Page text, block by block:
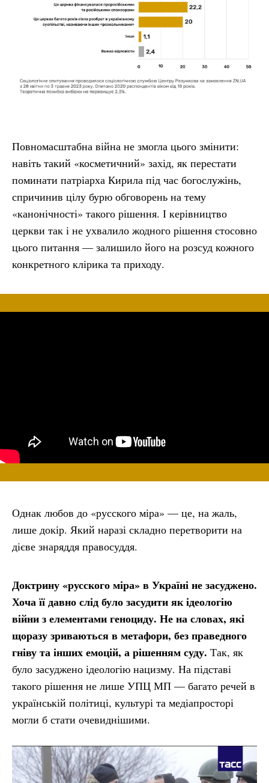
Повномасштабна війна не змогла цього змінити:
навіть такий «косметичний» захід, як перестати
поминати патріарха Кирила під час богослужінь,
спричинив цілу бурю обговорень на тему
«канонічності» такого рішення. І керівництво
церкви так і не ухвалило жодного рішення стосовно
цього питання — залишило його на розсуд кожного
конкретного клірика та приходу.
Однак любов до «русского міра» — це, на жаль,
лише докір. Який наразі складно перетворити на
дієве знаряддя правосуддя.
Доктрину «русского міра» в Україні не засуджено.
Хоча її давно слід було засудити як ідеологію
війни з елементами геноциду. Не на словах, які
щоразу зриваються в метафори, без праведного
гніву та інших емоцій, а рішенням суду. Так, як
було засуджено ідеологію нацизму. На підставі
такого рішення не лише УПЦ МП — багато речей в
українській політиці, культурі та медіапросторі
могли б стати очевиднішими.